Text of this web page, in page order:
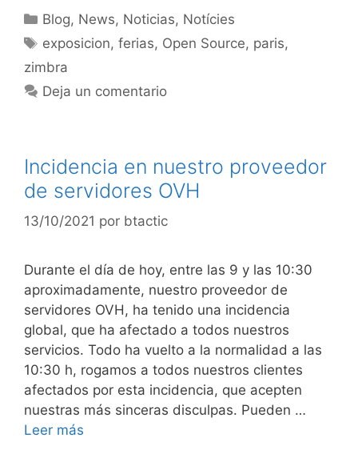
Blog, News, Noticias, Notícies
exposicion,ferias, Open Source, paris,
zimbra
Deja un comentario
Incidencia en nuestro proveedor
de servidores OVH
13/10/2021 por btactic
Durante el día de hoy, entre las 9 y las 10:30
aproximadamente, nuestro proveedor de
servidores OVH, ha tenido una incidencia
global, que ha afectado a todos nuestros
servicios. Todo ha vuelto a la normalidad a las
10:30 h, rogamos a todos nuestros clientes
afectados por esta incidencia, que acepten
nuestras más sinceras disculpas. Pueden …
Leer más